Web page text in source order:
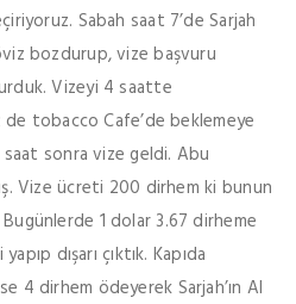
Sabah saat 7’de Sarjah
bozdurup, vize başvuru
Vizeyi 4 saatte
tobacco Cafe’de beklemeye
saat sonra vize geldi. Abu
Vize ücreti 200 dirhem ki bunun
1 dolar 3.67 dirheme
dışarı çıktık. Kapıda
4 dirhem ödeyerek Sarjah’ın Al